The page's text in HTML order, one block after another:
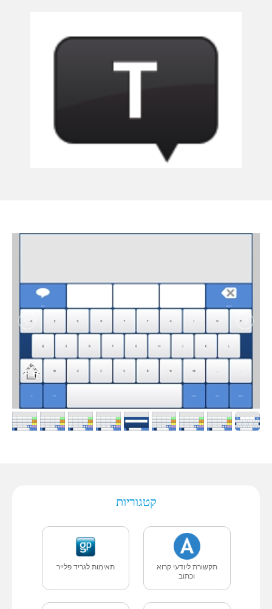
קטגוריות
תקשורת ליודעי קרוא
וכתוב
תאימות לגריד פלייר